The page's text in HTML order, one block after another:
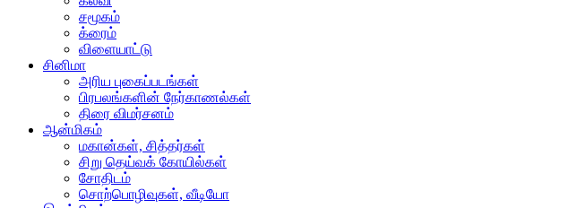
சமூகம்
க்ரைம்
விளையாட்டு
சினிமா
அரிய புகைப்படங்கள்
பிரபலங்களின் நேர்காணல்கள்
திரை விமர்சனம்
ஆன்மிகம்
மகான்கள், சித்தர்கள்
சிறு தெய்வக் கோயில்கள்
சோதிடம்
சொற்பொழிவுகள், வீடியோ